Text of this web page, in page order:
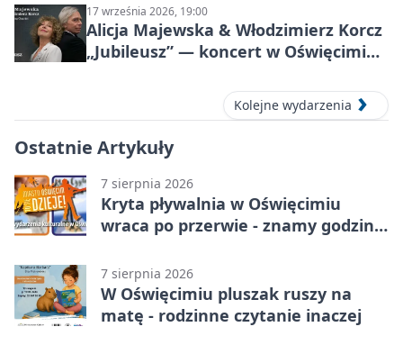
17 września 2026, 19:00
Alicja Majewska & Włodzimierz Korcz
„Jubileusz” — koncert w Oświęcimiu,
Kolejne wydarzenia
Ostatnie Artykuły
7 sierpnia 2026
Kryta pływalnia w Oświęcimiu
wraca po przerwie - znamy godziny
7 sierpnia 2026
W Oświęcimiu pluszak ruszy na
matę - rodzinne czytanie inaczej